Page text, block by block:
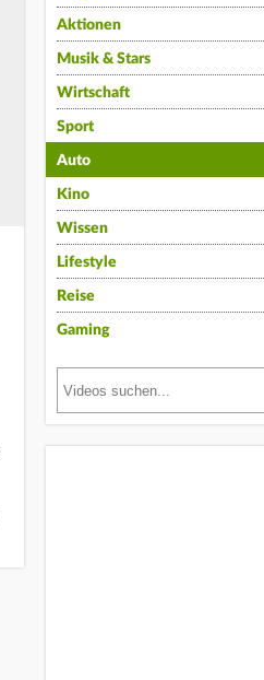
Aktionen
Musik & Stars
Wirtschaft
Sport
Auto
Kino
Wissen
Lifestyle
Reise
Gaming